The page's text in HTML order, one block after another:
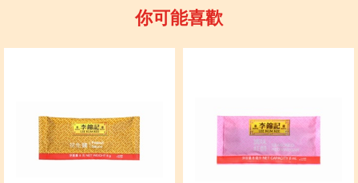
你可能喜歡